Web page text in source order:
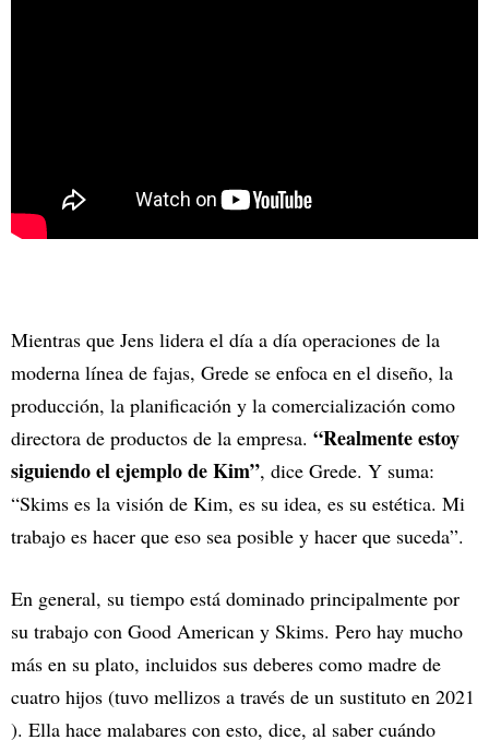
Mientras que Jens lidera el día a día operaciones de la
moderna línea de fajas, Grede se enfoca en el diseño, la
producción, la planificación y la comercialización como
directora de productos de la empresa. “Realmente estoy
siguiendo el ejemplo de Kim”, dice Grede. Y suma:
“Skims es la visión de Kim, es su idea, es su estética. Mi
trabajo es hacer que eso sea posible y hacer que suceda”.
En general, su tiempo está dominado principalmente por
su trabajo con Good American y Skims. Pero hay mucho
más en su plato, incluidos sus deberes como madre de
cuatro hijos (tuvo mellizos a través de un sustituto en 2021
). Ella hace malabares con esto, dice, al saber cuándo